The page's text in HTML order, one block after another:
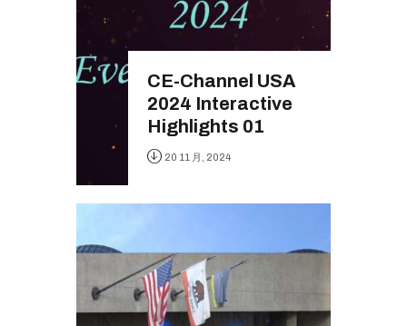
CE-Channel USA
2024 Interactive
Highlights 01
20 11 月, 2024